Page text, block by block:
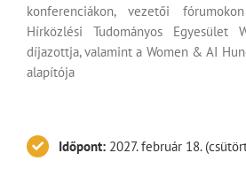
konferenciákon, vezetői
Hírközlési Tudományos Egyesület
díjazottja, valamint a Women & AI
alapítója
Időpont: 2027. február 18.